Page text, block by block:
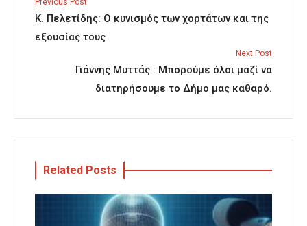
Κ. Πελετίδης: Ο κυνισμός των χορτάτων και της
εξουσίας τους
Next Post
Γιάννης Μυττάς : Μπορούμε όλοι μαζί να
διατηρήσουμε το Δήμο μας καθαρό.
Related Posts